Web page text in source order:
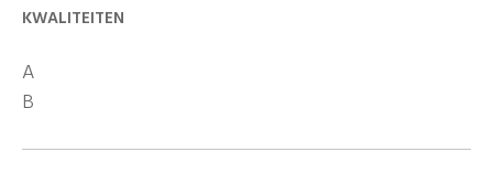
KWALITEITEN
A
B